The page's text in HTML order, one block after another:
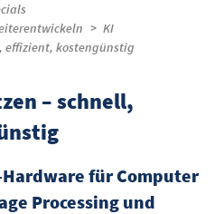
KI
effizient, kostengünstig
– schnell,
für Computer
Processing und